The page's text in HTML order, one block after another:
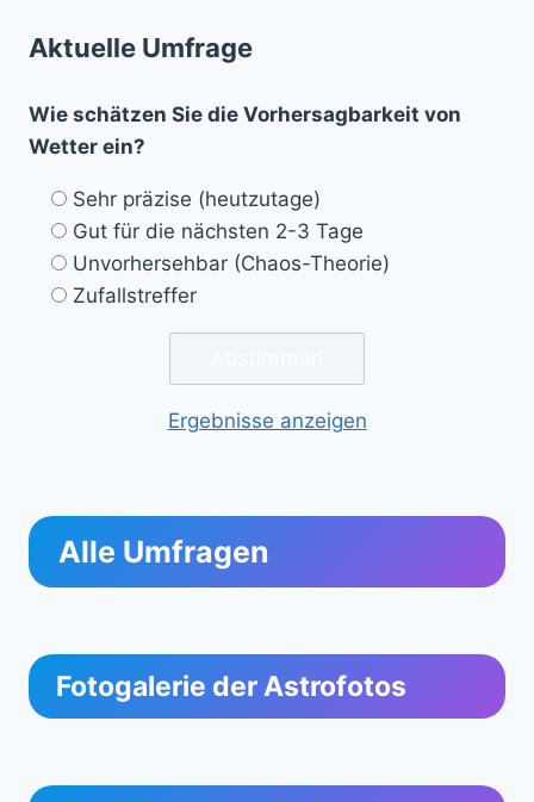
Aktuelle Umfrage
Wie schätzen Sie die Vorhersagbarkeit von
Wetter ein?
Sehr präzise (heutzutage)
Gut für die nächsten 2-3 Tage
Unvorhersehbar (Chaos-Theorie)
Zufallstreffer
Ergebnisse anzeigen
Alle Umfragen
Fotogalerie der Astrofotos